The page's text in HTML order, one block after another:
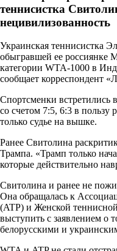
теннисистка
нецивилизованность
Украинская теннисистка
обыгравшей ее россиянке
категории WTA-1000 в
сообщает корреспондент
Спортсменки встретились
со счетом 7:5, 6:3 в пользу
только судье на вышке.
Ранее Свитолина
Трампа. «Трамп только
которые действительно
Свитолина и ранее не
Она обращалась к
(ATP) и Женской
выступить с заявлением о
белорусскими и